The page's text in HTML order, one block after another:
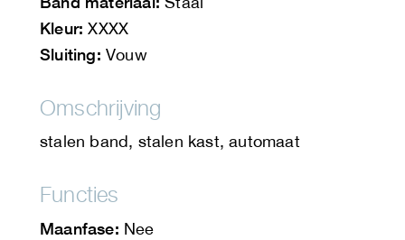
Kleur: XXXX
Sluiting: Vouw
Omschrijving
stalen band, stalen kast, automaat
Functies
Maanfase: Nee